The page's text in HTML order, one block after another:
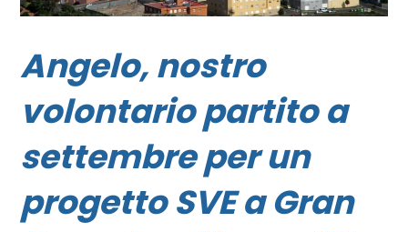
Angelo, nostro
volontario partito a
settembre per un
progettoSVE a Gran